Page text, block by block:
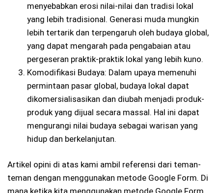
menyebabkan erosi nilai-nilai dan tradisi lokal
yang lebih tradisional. Generasi muda mungkin
lebih tertarik dan terpengaruh oleh budaya global,
yang dapat mengarah pada pengabaian atau
pergeseran praktik-praktik lokal yang lebih kuno.
Komodifikasi Budaya: Dalam upaya memenuhi
permintaan pasar global, budaya lokal dapat
dikomersialisasikan dan diubah menjadi produk-
produk yang dijual secara massal. Hal ini dapat
mengurangi nilai budaya sebagai warisan yang
hidup dan berkelanjutan.
Artikel opini di atas kami ambil referensi dari teman-
teman dengan menggunakan metode Google Form. Di